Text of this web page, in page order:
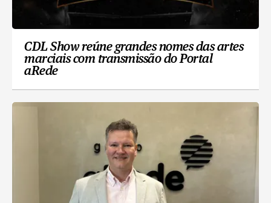
CDL Show reúne grandes nomes das artes
marciais com transmissão do Portal
aRede